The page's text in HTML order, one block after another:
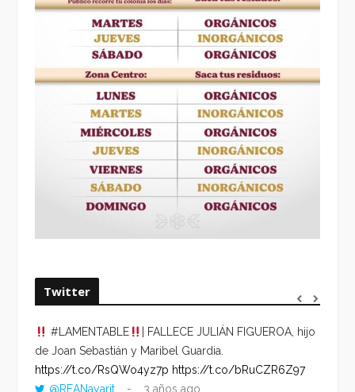
Twitter
#LAMENTABLE
| FALLECE JULIÁN FIGUEROA, hijo
de Joan Sebastián y Maribel Guardia.
https://t.co/RsQWo4yz7p https://t.co/bRuCZR6Z97
@REANayarit
3 años ago